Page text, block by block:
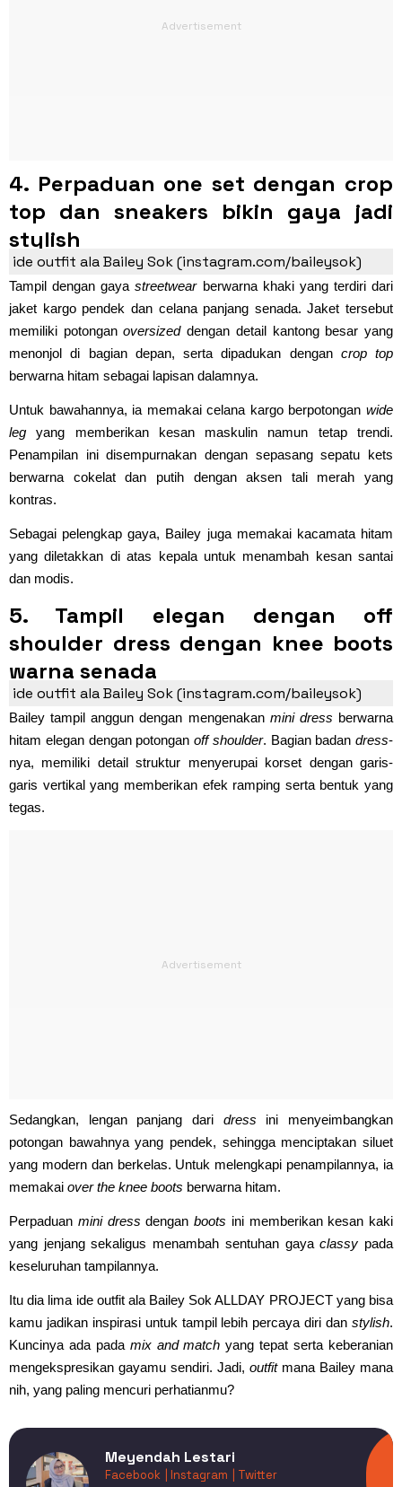
4. Perpaduan one set dengan crop
top dan sneakers bikin gaya jadi
stylish
ide outfit ala Bailey Sok (instagram.com/baileysok)
Tampil dengan gayastreetwearberwarna khaki yang terdiri dari
jaket kargo pendek dan celana panjang senada. Jaket tersebut
memiliki potonganoversizeddengan detail kantong besar yang
menonjol di bagian depan, serta dipadukan dengan crop top
berwarna hitam sebagai lapisan dalamnya.
Untuk bawahannya, ia memakai celana kargo berpotongan wide
leg yang memberikan kesan maskulin namun tetap trendi.
Penampilan ini disempurnakan dengan sepasang sepatu kets
berwarna cokelat dan putih dengan aksen tali merah yang
kontras.
Sebagai pelengkap gaya, Bailey juga memakai kacamata hitam
yang diletakkan di atas kepala untuk menambah kesan santai
dan modis.
5. Tampil elegan dengan off
shoulder dress dengan knee boots
warna senada
ide outfit ala Bailey Sok (instagram.com/baileysok)
Bailey tampil anggun dengan mengenakan mini dress berwarna
hitam elegan dengan potongan off shoulder. Bagian badan dress-
nya, memiliki detail struktur menyerupai korset dengan garis-
garis vertikal yang memberikan efek ramping serta bentuk yang
tegas.
Sedangkan, lengan panjang dari dress ini menyeimbangkan
potongan bawahnya yang pendek, sehingga menciptakan siluet
yang modern dan berkelas. Untuk melengkapi penampilannya, ia
memakai over the knee boots berwarna hitam.
Perpaduan mini dress dengan boots ini memberikan kesan kaki
yang jenjang sekaligus menambah sentuhan gayaclassy pada
keseluruhan tampilannya.
Itu dia lima ide outfit ala Bailey Sok ALLDAY PROJECT yang bisa
kamu jadikan inspirasi untuk tampil lebih percaya diri dan stylish.
Kuncinya ada pada mix and match yang tepat serta keberanian
mengekspresikan gayamu sendiri. Jadi, outfitmana Bailey mana
nih, yang paling mencuri perhatianmu?
Meyendah Lestari
Facebook | Instagram
| Twitter